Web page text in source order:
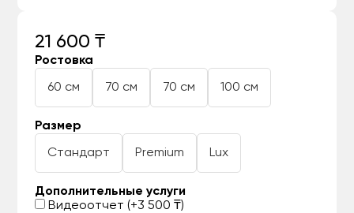
21 600 ₸
Ростовка
60 см 70 см 70 см 100 см
Размер
Стандарт Premium Lux
Дополнительные услуги
Видеоотчет (+3 500 ₸)